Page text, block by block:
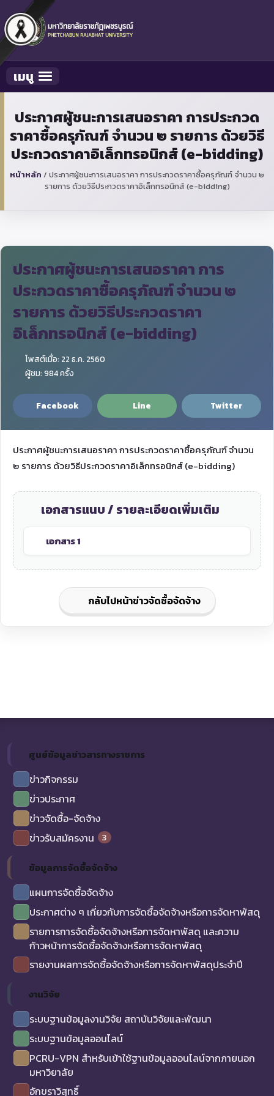
Toggle navigation
เมนู
ประกาศผู้ชนะการเสนอราคา การประกวด
ราคาซื้อครุภัณฑ์ จำนวน ๒ รายการ ด้วยวิธี
ประกวดราคาอิเล็กทรอนิกส์ (e-bidding)
หน้าหลัก / ประกาศผู้ชนะการเสนอราคา การประกวดราคาซื้อครุภัณฑ์ จำนวน ๒
รายการ ด้วยวิธีประกวดราคาอิเล็กทรอนิกส์ (e-bidding)
ประกาศผู้ชนะการเสนอราคา การ
ประกวดราคาซื้อครุภัณฑ์ จำนวน ๒
รายการ ด้วยวิธีประกวดราคา
อิเล็กทรอนิกส์ (e-bidding)
โพสต์เมื่อ: 22 ธ.ค. 2560
ผู้ชม: 984 ครั้ง
Facebook Line Twitter
ประกาศผู้ชนะการเสนอราคา การประกวดราคาซื้อครุภัณฑ์ จำนวน
๒ รายการ ด้วยวิธีประกวดราคาอิเล็กทรอนิกส์ (e-bidding)
เอกสารแนบ / รายละเอียดเพิ่มเติม
เอกสาร 1
กลับไปหน้าข่าวจัดซื้อจัดจ้าง
ศูนย์ข้อมูลข่าวสารทางราชการ
ข่าวกิจกรรม
ข่าวประกาศ
ข่าวจัดซื้อ-จัดจ้าง
ข่าวรับสมัครงาน
3
ข้อมูลการจัดซื้อจัดจ้าง
แผนการจัดซื้อจัดจ้าง
ประกาศต่าง ๆ เกี่ยวกับการจัดซื้อจัดจ้างหรือการจัดหาพัสดุ
รายการการจัดซื้อจัดจ้างหรือการจัดหาพัสดุ และความ
ก้าวหน้าการจัดซื้อจัดจ้างหรือการจัดหาพัสดุ
รายงานผลการจัดซื้อจัดจ้างหรือการจัดหาพัสดุประจำปี
งานวิจัย
ระบบฐานข้อมูลงานวิจัย สถาบันวิจัยและพัฒนา
ระบบฐานข้อมูลออนไลน์
PCRU-VPN สำหรับเข้าใช้ฐานข้อมูลออนไลน์จากภายนอก
มหาวิยาลัย
อักขราวิสุทธิ์